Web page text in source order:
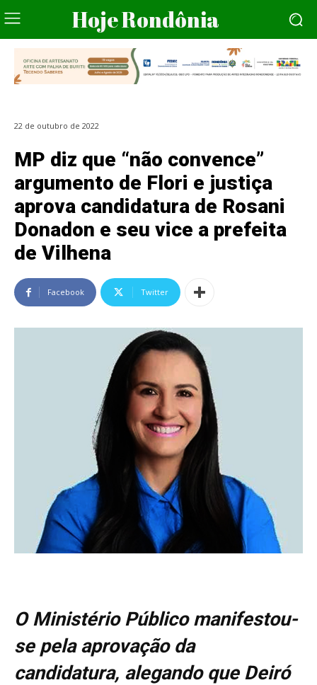
Hoje Rondônia
22 de outubro de 2022
MP diz que “não convence”
argumento de Flori e justiça
aprova candidatura de Rosani
Donadon e seu vice a prefeita
de Vilhena
Facebook Twitter
O Ministério Público manifestou-
se pela aprovação da
candidatura, alegando que Deiró